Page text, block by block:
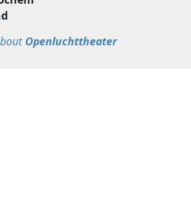
Openluchttheater